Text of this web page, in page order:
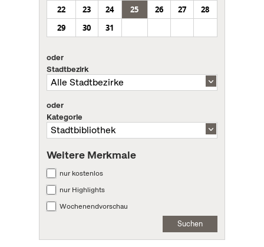
22
23 24 25 26 27
28
29
30 31
oder
Stadtbezirk
oder
Kategorie
Weitere Merkmale
nur kostenlos
nur Highlights
Wochenendvorschau
Suchen